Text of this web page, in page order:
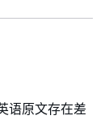
语原文存在差